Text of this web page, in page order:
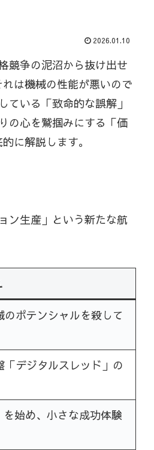
2026.01.10
競争の泥沼から抜け出せ
は機械の性能が悪いので
いる「致命的な誤解」
の心を鷲掴みにする「価
に解説します。
ン生産」という新たな航
ポテンシャルを殺して
デジタルスレッド」の
始め、小さな成功体験